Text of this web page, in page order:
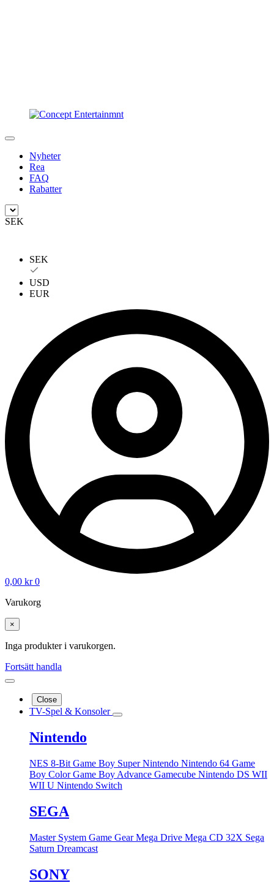
Nyheter
Rea
FAQ
Rabatter
SEK
SEK
USD
EUR
0,00 kr 0
Varukorg
×
Inga produkter i varukorgen.
Fortsätt handla
Close
TV-Spel & Konsoler
Nintendo
NES 8-Bit Game Boy Super Nintendo Nintendo 64 Game
Boy ColorGame Boy Advance Gamecube Nintendo DS WII
WII U Nintendo Switch
SEGA
Master System Game GearMega Drive Mega CD 32X Sega
Saturn Dreamcast
SONY